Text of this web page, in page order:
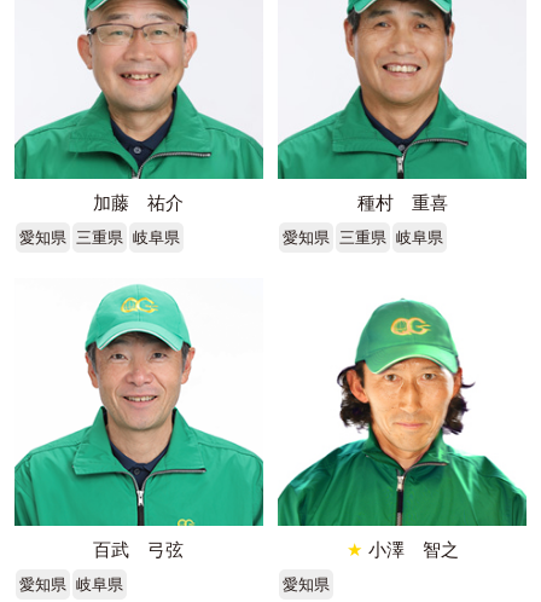
加藤 祐介
愛知県 三重県 岐阜県
種村 重喜
愛知県 三重県 岐阜県
百武 弓弦
愛知県 岐阜県
★ 小澤 智之
愛知県